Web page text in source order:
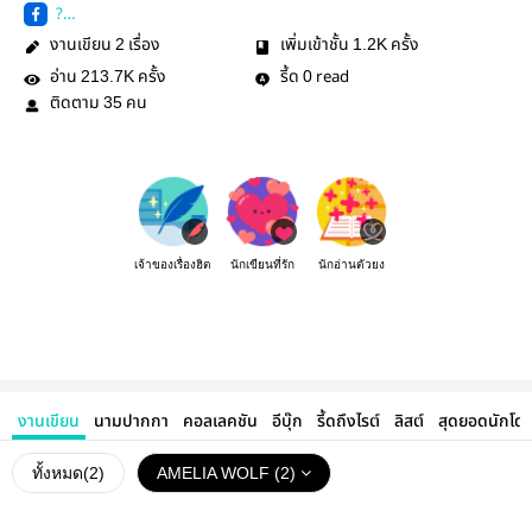
?
modal=admin_todo_tou
r
งานเขียน 2 เรื่อง เพิ่มเข้าชั้น 1.2K ครั้ง
อ่าน 213.7K ครั้ง รี้ด 0 read
ติดตาม 35 คน
เจ้าของเรื่องฮิต นักเขียนที่รัก นักอ่านตัวยง
งานเขียน นามปากกา คอลเลคชัน อีบุ๊ก รี้ดถึงไรต์ ลิสต์ สุดยอดนักโด
ทั้งหมด(2) AMELIA WOLF (2)